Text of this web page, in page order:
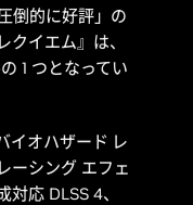
倒的に好評」の
クイエム 』は、
1 つとなってい
イオハザード レ
ーシング エフェ
応 DLSS 4、